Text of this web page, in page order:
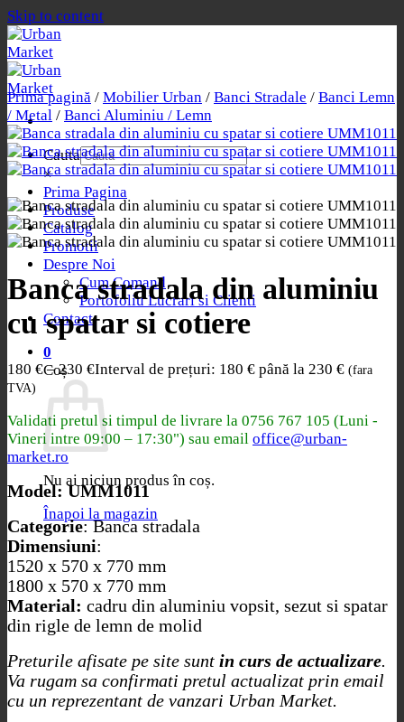
Skip to content
Cauta
×
Prima Pagina
Produse
Catalog
Promotii
Despre Noi
Cum Comand
Portofoliu Lucrari si Clienti
Contact
0
Coș
Nu ai niciun produs în coș.
Înapoi la magazin
Prima pagină / Mobilier Urban / Banci Stradale / Banci Lemn
/ Metal / Banci Aluminiu / Lemn
Banca stradala din aluminiu
cu spatar si cotiere
180 € – 230 €Interval de prețuri: 180 € până la 230 € (fara
TVA)
Validati pretul si timpul de livrare la 0756 767 105 (Luni -
Vineri intre 09:00 – 17:30") sau email office@urban-
market.ro
Model: UMM1011
Categorie: Banca stradala
Dimensiuni:
1520 x 570 x 770 mm
1800 x 570 x 770 mm
Material: cadru din aluminiu vopsit, sezut si spatar
din rigle de lemn de molid
Preturile afisate pe site sunt in curs de actualizare.
Va rugam sa confirmati pretul actualizat prin email
cu un reprezentant de vanzari Urban Market.